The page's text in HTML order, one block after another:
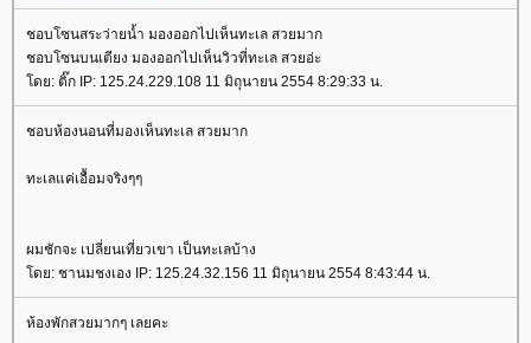
ชอบโซนสระว่ายน้ำ มองออกไปเห็นทะเล สวยมาก
ชอบโซนบนเตียง มองออกไปเห็นวิวที่ทะเล สวยอ่ะ
ดย: ติ๊ก IP: 125.24.229.108 11 มิถุนายน 2554 8:29:33 น.
ชอบห้องนอนที่มองเห็นทะเล สวยมาก
ทะเลแค่เอื้อมจริงๆๆ
ผมชักจะ เปลี่ยนเที่ยวเขา เป็นทะเลบ้าง
ดย: ชานมชงเอง IP: 125.24.32.156 11 มิถุนายน 2554 8:43:44 น.
ห้องพักสวยมากๆ เลยคะ